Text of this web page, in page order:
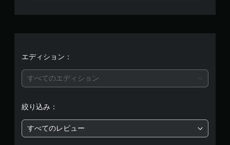
5
段
エディション：
すべてのエディション
絞り込み：
すべてのレビュー